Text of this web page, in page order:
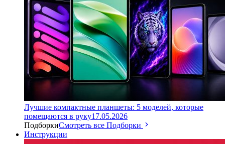
Лучшие компактные планшеты: 5 моделей, которые
помещаются в руку17.05.2026
ПодборкиСмотреть все Подборки
Инструкции